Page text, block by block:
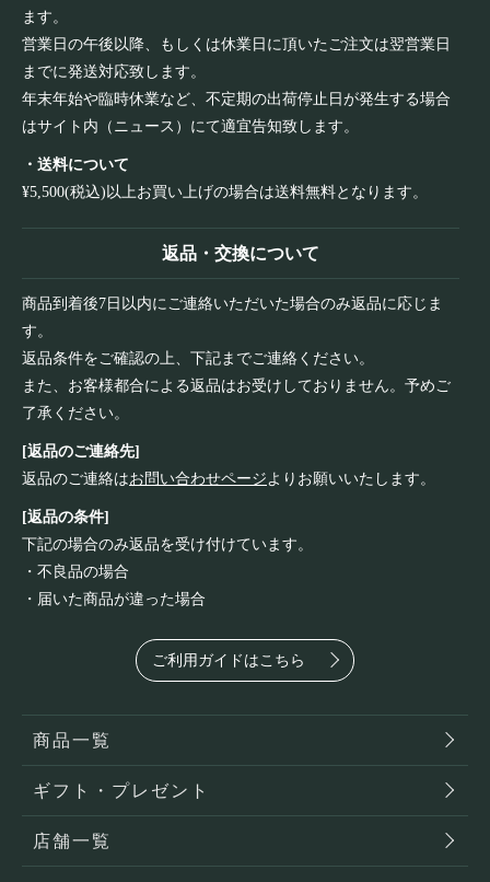
ます。
営業日の午後以降、もしくは休業日に頂いたご注文は翌営業日
までに発送対応致します。
年末年始や臨時休業など、不定期の出荷停止日が発生する場合
はサイト内（ニュース）にて適宜告知致します。
・送料について
¥5,500(税込)以上お買い上げの場合は送料無料となります。
返品・交換について
商品到着後7日以内にご連絡いただいた場合のみ返品に応じま
す。
返品条件をご確認の上、下記までご連絡ください。
また、お客様都合による返品はお受けしておりません。予めご
了承ください。
[返品のご連絡先]
返品のご連絡はお問い合わせページ よりお願いいたします。
[返品の条件]
下記の場合のみ返品を受け付けています。
・不良品の場合
・届いた商品が違った場合
ご利用ガイドはこちら
商品一覧
ギフト・プレゼント
店舗一覧